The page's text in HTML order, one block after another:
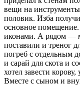
вещи на
половик. Изба
основное
иконами. А рядом —
поставили и треног
погреб с отдельным
и сарай для скота и
хотел завести
Вместе с сыном и